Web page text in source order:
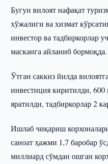
Бугун вилоят нафақат
хўжалиги ва хизмат
инвестор ва тадбиркорлар
масканга айланиб бормоқда.
Ўтган саккиз йилда
инвестиция киритилди,
яратилди, тадбиркорлар 2
Ишлаб чиқариш
саноат ҳажми 1,7 баробар
миллиард сўмдан ошган